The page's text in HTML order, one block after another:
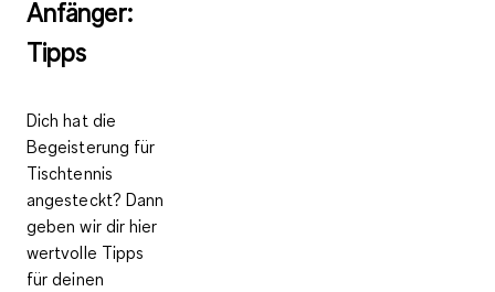
Anfänger:
Tipps
Dich hat die
Begeisterung für
Tischtennis
angesteckt? Dann
geben wir dir hier
wertvolle Tipps
für deinen